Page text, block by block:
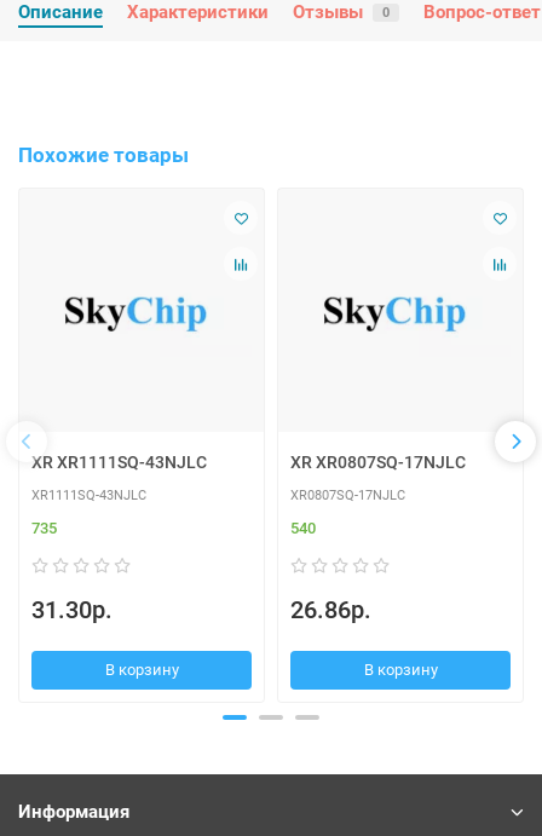
Описание Характеристики Отзывы 0 Вопрос-ответ
Похожие товары
XR XR1111SQ-43NJLC
XR1111SQ-43NJLC
735
31.30р.
В корзину
XR XR0807SQ-17NJLC
XR0807SQ-17NJLC
540
26.86р.
В корзину
Информация